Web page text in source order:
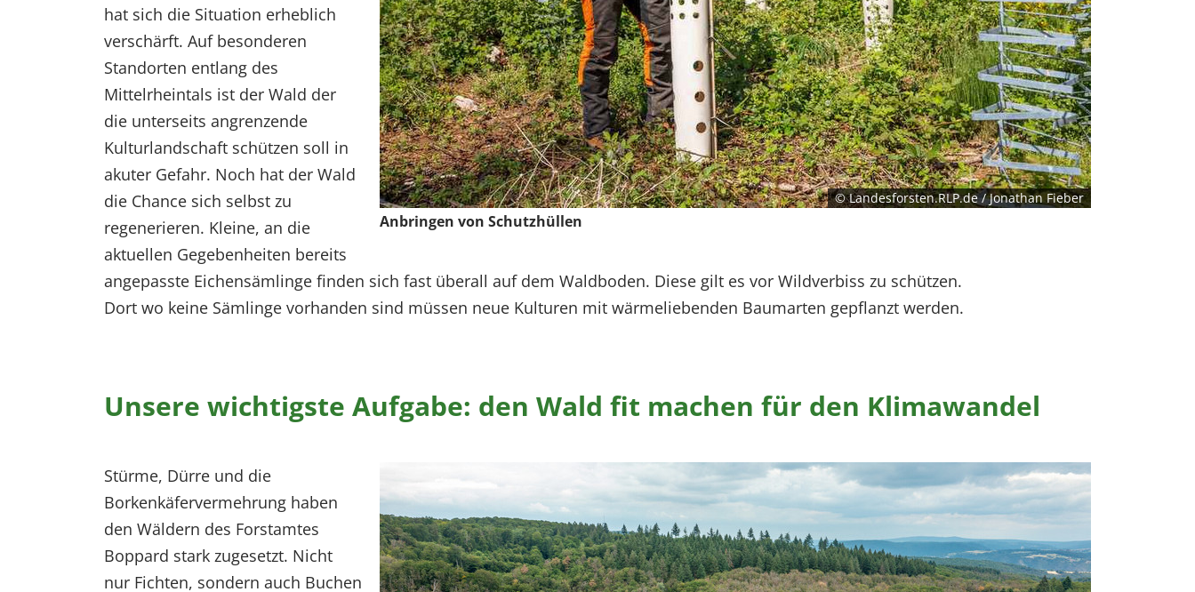
© Landesforsten.RLP.de / Jonathan Fieber
Anbringen von Schutzhüllen
hat sich die Situation erheblich
verschärft. Auf besonderen
Standorten entlang des
Mittelrheintals ist der Wald der
die unterseits angrenzende
Kulturlandschaft schützen soll in
akuter Gefahr. Noch hat der Wald
die Chance sich selbst zu
regenerieren. Kleine, an die
aktuellen Gegebenheiten bereits
angepasste Eichensämlinge finden sich fast überall auf dem Waldboden. Diese gilt es vor Wildverbiss zu schützen.
Dort wo keine Sämlinge vorhanden sind müssen neue Kulturen mit wärmeliebenden Baumarten gepflanzt werden.
Unsere wichtigste Aufgabe: den Wald fit machen für den Klimawandel
Stürme, Dürre und die
Borkenkäfervermehrung haben
den Wäldern des Forstamtes
Boppard stark zugesetzt. Nicht
nur Fichten, sondern auch Buchen